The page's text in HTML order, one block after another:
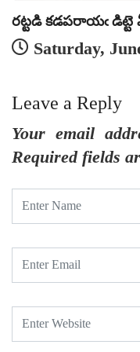
రట్టడి కడపరాయఁ డిట్టె
Saturday,
Leave a Reply
Your email
Required fields